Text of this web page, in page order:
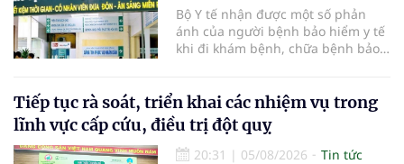
Bộ Y tế nhận được một số phản
ánh của người bệnh bảo hiểm y tế
khi đi khám bệnh, chữa bệnh bảo
bệnh, chữa bệnh theo yêu cầu
nhưng vẫn phải nộp thêm các chi
phí khám bệnh, chữa bệnh ngoài
phần cùng chi trả.
Tiếp tục rà soát, triển khai các nhiệm vụ trong
lĩnh vực cấp cứu, điều trị đột quỵ
20:31 | 05/08/2026
Tin tức